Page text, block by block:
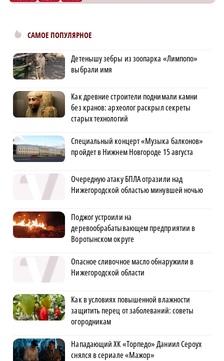
САМОЕ ПОПУЛЯРНОЕ
Детенышу зебры из зоопарка «Лимпопо»
выбрали имя
Как древние строители поднимали камни
без кранов: археолог раскрыл секреты
старых технологий
Специальный концерт «Музыка балконов»
пройдет в Нижнем Новгороде 15 августа
Очередную атаку БПЛА отразили над
Нижегородской областью минувшей ночью
Поджог устроили на
деревообрабатывающем предприятии в
Воротынском округе
Опасное сливочное масло обнаружили в
Нижегородской области
Как в условиях повышенной влажности
защитить перец от заболеваний: советы
огородникам
Нападающий ХК «Торпедо» Даниил Сероух
снялся в сериале «Мажор»